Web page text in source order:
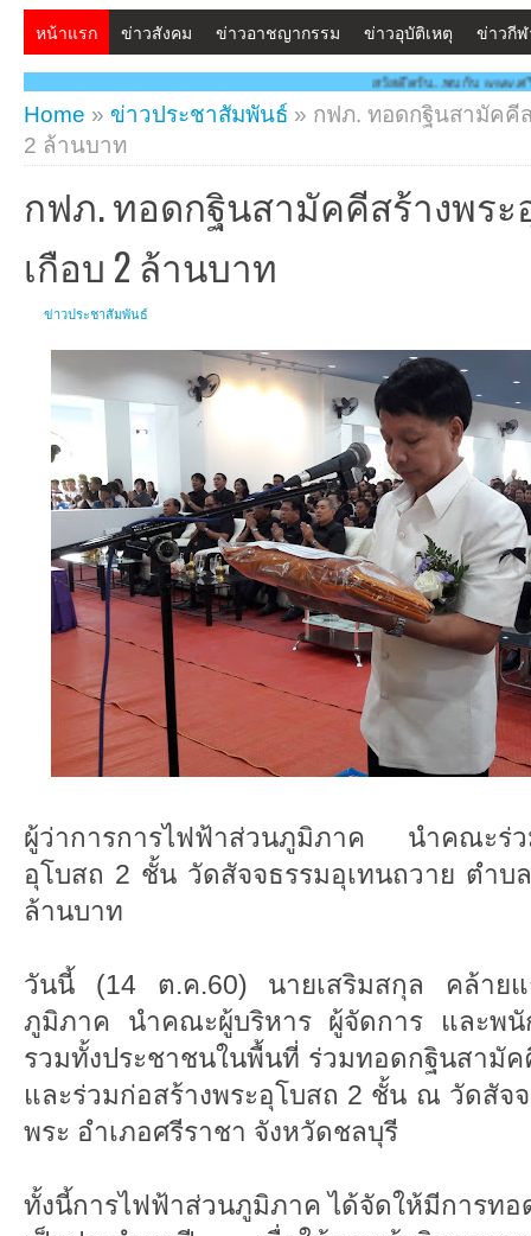
หน้าแรก ข่าวสังคม ข่าวอาชญากรรม ข่าวอุบัติเหตุ ข่าวกี
สวัสดีครับ...พบกับ www.ศรีราชาโพสต์
Home » ข่าวประชาสัมพันธ์ » กฟภ. ทอดกฐินสามัคคี
2 ล้านบาท
กฟภ. ทอดกฐินสามัคคีสร้างพระ
เกือบ 2 ล้านบาท
ข่าวประชาสัมพันธ์
ผู้ว่าการการไฟฟ้าส่วนภูมิภาค นำคณะร่ว
อุโบสถ 2 ชั้น วัดสัจจธรรมอุเทนถวาย ตำบ
ล้านบาท
วันนี้ (14 ต.ค.60) นายเสริมสกุล คล้ายแ
ภูมิภาค นำคณะผู้บริหาร ผู้จัดการ และพนั
รวมทั้งประชาชนในพื้นที่ ร่วมทอดกฐินสามั
และร่วมก่อสร้างพระอุโบสถ 2 ชั้น ณ วัดสัจ
พระ อำเภอศรีราชา จังหวัดชลบุรี
ทั้งนี้การไฟฟ้าส่วนภูมิภาค ได้จัดให้มีการท